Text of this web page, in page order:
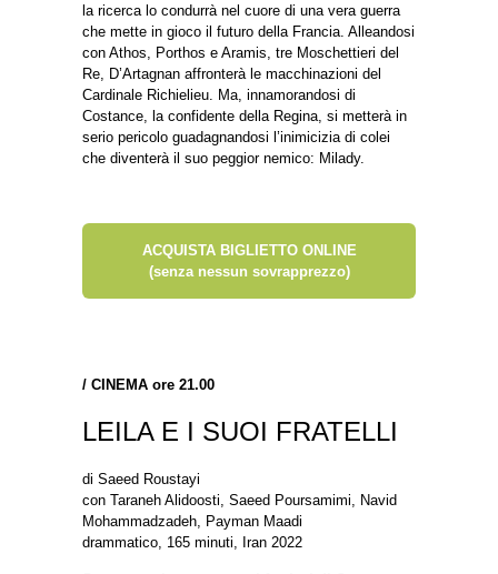
la ricerca lo condurrà nel cuore di una vera guerra
che mette in gioco il futuro della Francia. Alleandosi
con Athos, Porthos e Aramis, tre Moschettieri del
Re, D’Artagnan affronterà le macchinazioni del
Cardinale Richielieu. Ma, innamorandosi di
Costance, la confidente della Regina, si metterà in
serio pericolo guadagnandosi l’inimicizia di colei
che diventerà il suo peggior nemico: Milady.
ACQUISTA BIGLIETTO ONLINE
(senza nessun sovrapprezzo)
/ CINEMA ore 21.00
LEILA E I SUOI FRATELLI
di Saeed Roustayi
con Taraneh Alidoosti, Saeed Poursamimi, Navid
Mohammadzadeh, Payman Maadi
drammatico, 165 minuti, Iran 2022